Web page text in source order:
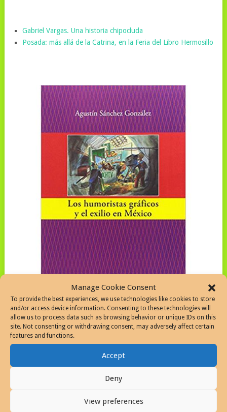
Manage Cookie Consent
To provide the best experiences, we use technologies like cookies to store
and/or access device information. Consenting to these technologies will
allow us to process data such as browsing behavior or unique IDs on this
site. Not consenting or withdrawing consent, may adversely affect certain
features and functions.
Accept
Deny
View preferences
Gabriel Vargas. Una historia chipocluda
Posada: más allá de la Catrina, en la Feria del Libro Hermosillo
Los humoristas gráficos y el exilio en México, imagen
de https://www.fnac.es/